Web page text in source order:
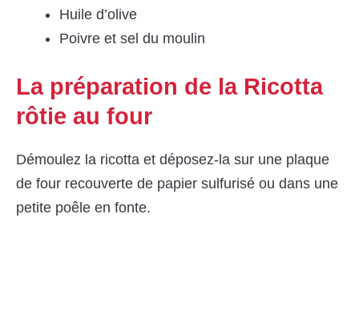
Huile d’olive
Poivre et sel du moulin
La préparation de la Ricotta
rôtie au four
Démoulez la ricotta et déposez-la sur une plaque
de four recouverte de papier sulfurisé ou dans une
petite poêle en fonte.